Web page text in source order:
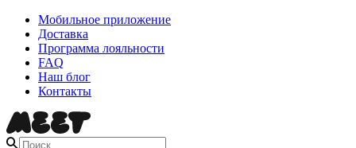
Мобильное приложение
Доставка
Программа лояльности
FAQ
Наш блог
Контакты